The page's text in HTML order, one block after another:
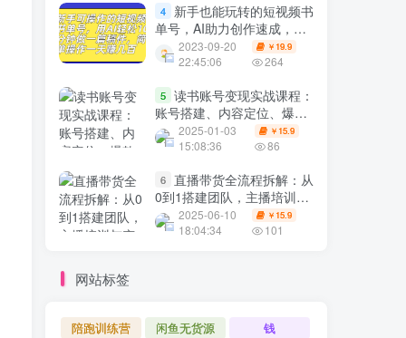
4
新手也能玩转的短视频书
单号，AI助力创作速成，轻
松赚取丰厚收益
2023-09-20
22:45:06
￥ 19.9
264
5 读书账号变现实战课程：
账号搭建、内容定位、爆款
选题与直播技巧揭秘
2025-01-03
15:08:36
￥ 15.9
86
6 直播带货全流程拆解：从
0到1搭建团队，主播培训与
变现技巧精讲
2025-06-10
18:04:34
￥ 15.9
101
网站标签
陪跑训练营 闲鱼无货源
钱